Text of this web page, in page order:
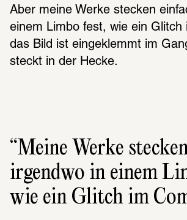
Aber meine Werke stecken
einem Limbo fest, wie ein Glitch
das Bild ist eingeklemmt im
steckt in der Hecke.
Meine Werke
irgendwo in einem
wie ein Glitch im